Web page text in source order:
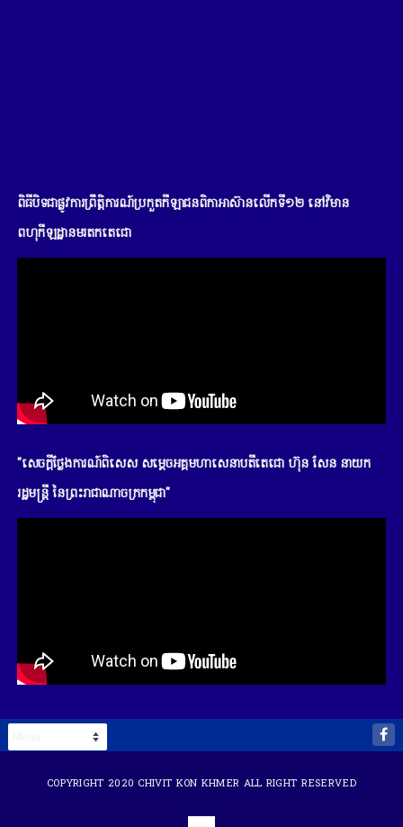
ពិធីបិទជាផ្លូវការព្រឹត្តិការណ៍ប្រកួតកីឡាជនពិកាអាស៊ានលើកទី១២ នៅវិមាន
ពហុកីឡដ្ឋានមរតកតេជោ
"សេចក្តីថ្លែងការណ៍ពិសេស សម្តេចអគ្គមហាសេនាបតីតេជោ ហ៊ុន សែន នាយក
រដ្ឋមន្រ្តី នៃព្រះរាជាណាចក្រកម្ពុជា"
COPYRIGHT 2020 CHIVIT KON KHMER ALL RIGHT RESERVED